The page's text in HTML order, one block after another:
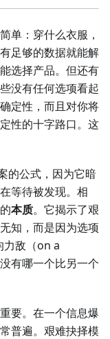
单：穿什么衣服，
足够的数据就能解
选择产品。但还有
没有任何选项看起
定性，而且对你将
性的十字路口。这
的公式，因为它暗
等待被发现。相
本质。它揭示了艰
知，而是因为选项
敌（on a
有哪一个比另一个
要。在一个信息爆
普遍。艰难抉择模